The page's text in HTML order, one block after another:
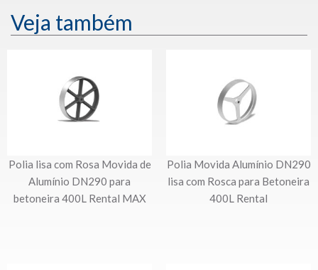
Veja também
Polia lisa com Rosa Movida de
Alumínio DN290 para
betoneira 400L Rental MAX
Polia Movida Alumínio DN290
lisa com Rosca para Betoneira
400L Rental